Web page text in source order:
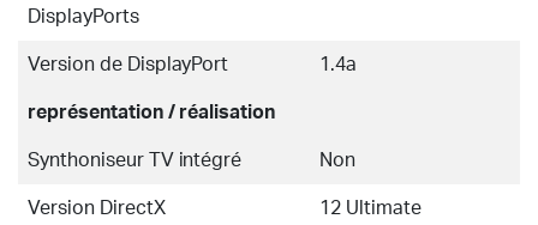
DisplayPorts
Version de DisplayPort 1.4a
représentation / réalisation
Synthoniseur TV intégré Non
Version DirectX 12 Ultimate